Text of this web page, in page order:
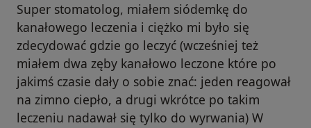
Super stomatolog, miałem siódemkę do
kanałowego leczenia i ciężko mi było się
zdecydować gdzie go leczyć (wcześniej też
miałem dwa zęby kanałowo leczone które po
jakimś czasie dały o sobie znać: jeden reagował
na zimno ciepło, a drugi wkrótce po takim
leczeniu nadawał się tylko do wyrwania) W